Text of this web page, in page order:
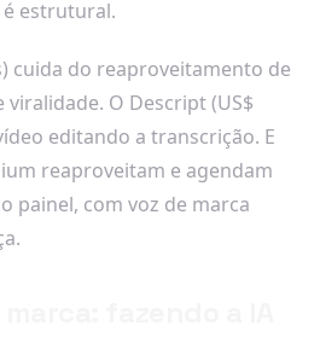
estrutural.
cuida do reaproveitamento de
O Descript (US$
editando a transcrição. E
reaproveitam e agendam
painel, com voz de marca